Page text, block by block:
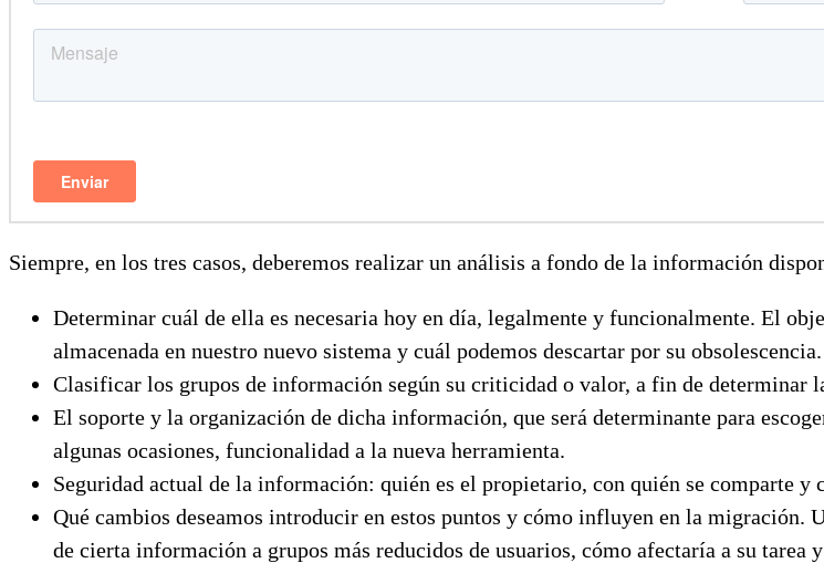
Siempre, en los tres casos, deberemos realizar un análisis a fondo de la información
Determinar cuál de ella es necesaria hoy en día, legalmente y funcionalmente. El
almacenada en nuestro nuevo sistema y cuál podemos descartar por su obsolescencia.
Clasificar los grupos de información según su criticidad o valor, a fin de determinar
El soporte y la organización de dicha información, que será determinante para
algunas ocasiones, funcionalidad a la nueva herramienta.
Seguridad actual de la información: quién es el propietario, con quién se comparte y
Qué cambios deseamos introducir en estos puntos y cómo influyen en la
de cierta información a grupos más reducidos de usuarios, cómo afectaría a su